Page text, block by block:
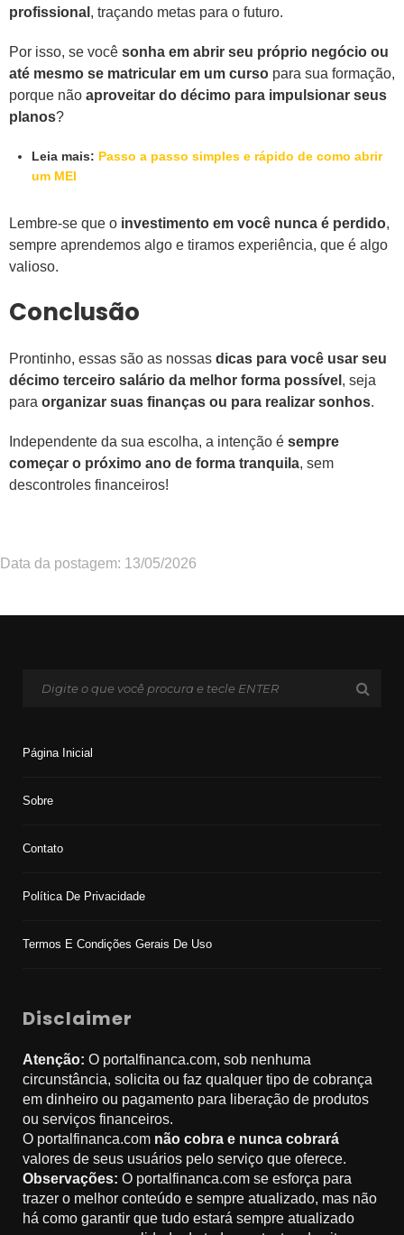
profissional , traçando metas para o futuro.
Por isso, se você sonha em abrir seu próprio negócio ou
até mesmo se matricular em um curso para sua formação,
porque não aproveitar do décimo para impulsionar seus
planos?
Leia mais: Passo a passo simples e rápido de como abrir
um MEI
Lembre-se que o investimento em você nunca é perdido,
sempre aprendemos algo e tiramos experiência, que é algo
valioso.
Conclusão
Prontinho, essas são as nossas dicas para você usar seu
décimo terceiro salário da melhor forma possível , seja
para organizar suas finanças ou para realizar sonhos.
Independente da sua escolha, a intenção é sempre
começar o próximo ano de forma tranquila, sem
descontroles financeiros!
Data da postagem: 13/05/2026
Página Inicial
Sobre
Contato
Política De Privacidade
Termos E Condições Gerais De Uso
Disclaimer
Atenção: O portalfinanca.com, sob nenhuma
circunstância, solicita ou faz qualquer tipo de cobrança
em dinheiro ou pagamento para liberação de produtos
ou serviços financeiros.
O portalfinanca.com não cobra e nunca cobrará
valores de seus usuários pelo serviço que oferece.
Observações: O portalfinanca.com se esforça para
trazer o melhor conteúdo e sempre atualizado, mas não
há como garantir que tudo estará sempre atualizado